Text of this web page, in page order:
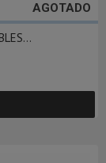
AGOTADO